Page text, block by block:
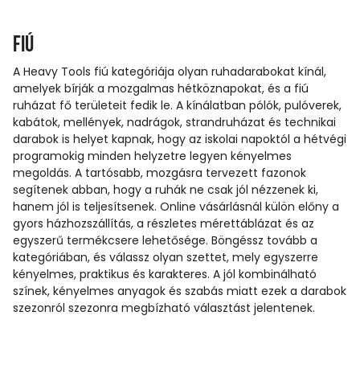
Fiú
A Heavy Tools fiú kategóriája olyan ruhadarabokat kínál,
amelyek bírják a mozgalmas hétköznapokat, és a fiú
ruházat fő területeit fedik le. A kínálatban pólók, pulóverek,
kabátok, mellények, nadrágok, strandruházat és technikai
darabok is helyet kapnak, hogy az iskolai napoktól a hétvégi
programokig minden helyzetre legyen kényelmes
megoldás. A tartósabb, mozgásra tervezett fazonok
segítenek abban, hogy a ruhák ne csak jól nézzenek ki,
hanem jól is teljesítsenek. Online vásárlásnál külön előny a
gyors házhozszállítás, a részletes mérettáblázat és az
egyszerű termékcsere lehetősége. Böngéssz tovább a
kategóriában, és válassz olyan szettet, mely egyszerre
kényelmes, praktikus és karakteres. A jól kombinálható
színek, kényelmes anyagok és szabás miatt ezek a darabok
szezonról szezonra megbízható választást jelentenek.